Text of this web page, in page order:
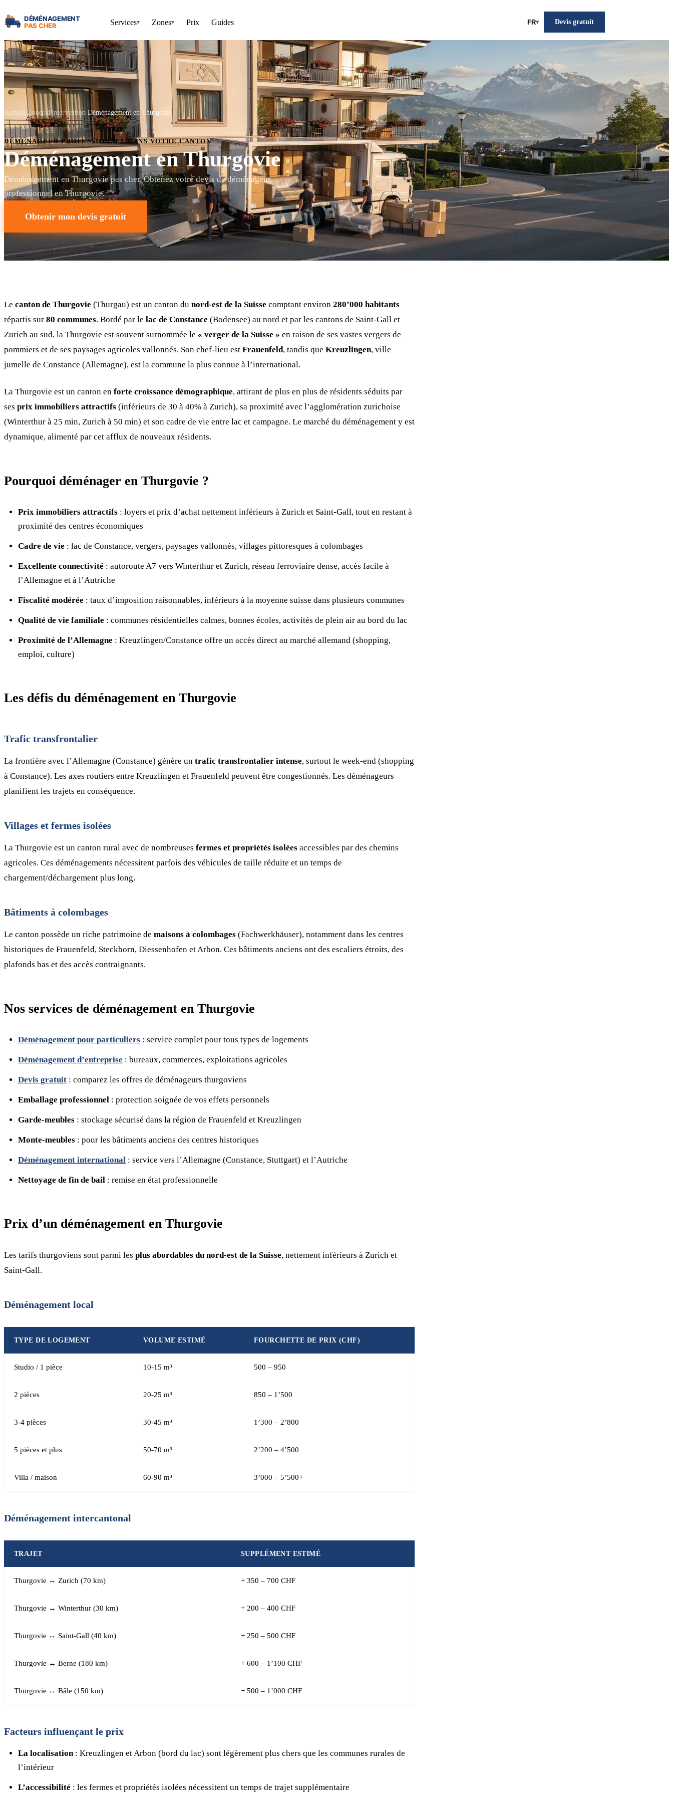
Services▾ Zones▾ Prix Guides FR▾ Devis gratuit
Accueil Zones d'intervention Déménagement en Thurgovie
DÉMÉNAGEUR PROFESSIONNEL DANS VOTRE CANTON
Déménagement en Thurgovie
Déménagement en Thurgovie pas cher. Obtenez votre devis de déménageur
professionnel en Thurgovie.
Obtenir mon devis gratuit
Le canton de Thurgovie (Thurgau) est un canton du nord-est de la Suisse comptant environ 280’000 habitants
répartis sur 80 communes. Bordé par le lac de Constance (Bodensee) au nord et par les cantons de Saint-Gall et
Zurich au sud, la Thurgovie est souvent surnommée le « verger de la Suisse » en raison de ses vastes vergers de
pommiers et de ses paysages agricoles vallonnés. Son chef-lieu est Frauenfeld, tandis que Kreuzlingen, ville
jumelle de Constance (Allemagne), est la commune la plus connue à l’international.
La Thurgovie est un canton en forte croissance démographique, attirant de plus en plus de résidents séduits par
ses prix immobiliers attractifs (inférieurs de 30 à 40% à Zurich), sa proximité avec l’agglomération zurichoise
(Winterthur à 25 min, Zurich à 50 min) et son cadre de vie entre lac et campagne. Le marché du déménagement y est
dynamique, alimenté par cet afflux de nouveaux résidents.
Pourquoi déménager en Thurgovie ?
Prix immobiliers attractifs : loyers et prix d’achat nettement inférieurs à Zurich et Saint-Gall, tout en restant à
proximité des centres économiques
Cadre de vie : lac de Constance, vergers, paysages vallonnés, villages pittoresques à colombages
Excellente connectivité : autoroute A7 vers Winterthur et Zurich, réseau ferroviaire dense, accès facile à
l’Allemagne et à l’Autriche
Fiscalité modérée : taux d’imposition raisonnables, inférieurs à la moyenne suisse dans plusieurs communes
Qualité de vie familiale : communes résidentielles calmes, bonnes écoles, activités de plein air au bord du lac
Proximité de l’Allemagne : Kreuzlingen/Constance offre un accès direct au marché allemand (shopping,
emploi, culture)
Les défis du déménagement en Thurgovie
Trafic transfrontalier
La frontière avec l’Allemagne (Constance) génère un trafic transfrontalier intense, surtout le week-end (shopping
à Constance). Les axes routiers entre Kreuzlingen et Frauenfeld peuvent être congestionnés. Les déménageurs
planifient les trajets en conséquence.
Villages et fermes isolées
La Thurgovie est un canton rural avec de nombreuses fermes et propriétés isolées accessibles par des chemins
agricoles. Ces déménagements nécessitent parfois des véhicules de taille réduite et un temps de
chargement/déchargement plus long.
Bâtiments à colombages
Le canton possède un riche patrimoine de maisons à colombages (Fachwerkhäuser), notamment dans les centres
historiques de Frauenfeld, Steckborn, Diessenhofen et Arbon. Ces bâtiments anciens ont des escaliers étroits, des
plafonds bas et des accès contraignants.
Nos services de déménagement en Thurgovie
Déménagement pour particuliers : service complet pour tous types de logements
Déménagement d’entreprise : bureaux, commerces, exploitations agricoles
Devis gratuit : comparez les offres de déménageurs thurgoviens
Emballage professionnel : protection soignée de vos effets personnels
Garde-meubles : stockage sécurisé dans la région de Frauenfeld et Kreuzlingen
Monte-meubles : pour les bâtiments anciens des centres historiques
Déménagement international : service vers l’Allemagne (Constance, Stuttgart) et l’Autriche
Nettoyage de fin de bail : remise en état professionnelle
Prix d’un déménagement en Thurgovie
Les tarifs thurgoviens sont parmi les plus abordables du nord-est de la Suisse, nettement inférieurs à Zurich et
Saint-Gall.
Déménagement local
TYPE DE LOGEMENT VOLUME ESTIMÉ FOURCHETTE DE PRIX (CHF)
Studio / 1 pièce 10-15 m³ 500 – 950
2 pièces 20-25 m³ 850 – 1’500
3-4 pièces 30-45 m³ 1’300 – 2’800
5 pièces et plus 50-70 m³ 2’200 – 4’500
Villa / maison 60-90 m³ 3’000 – 5’500+
Déménagement intercantonal
TRAJET SUPPLÉMENT ESTIMÉ
Thurgovie ↔ Zurich (70 km) + 350 – 700 CHF
Thurgovie ↔ Winterthur (30 km) + 200 – 400 CHF
Thurgovie ↔ Saint-Gall (40 km) + 250 – 500 CHF
Thurgovie ↔ Berne (180 km) + 600 – 1’100 CHF
Thurgovie ↔ Bâle (150 km) + 500 – 1’000 CHF
Facteurs influençant le prix
La localisation: Kreuzlingen et Arbon (bord du lac) sont légèrement plus chers que les communes rurales de
l’intérieur
L’accessibilité : les fermes et propriétés isolées nécessitent un temps de trajet supplémentaire